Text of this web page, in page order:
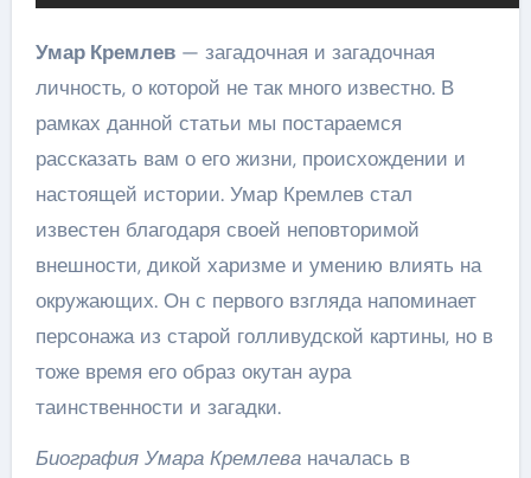
Умар Кремлев— загадочная и загадочная
личность, о которой не так много известно. В
рамках данной статьи мы постараемся
рассказать вам о его жизни, происхождении и
настоящей истории. Умар Кремлев стал
известен благодаря своей неповторимой
внешности, дикой харизме и умению влиять на
окружающих. Он с первого взгляда напоминает
персонажа из старой голливудской картины, но в
тоже время его образ окутан аура
таинственности и загадки.
Биография Умара Кремлеваначалась в